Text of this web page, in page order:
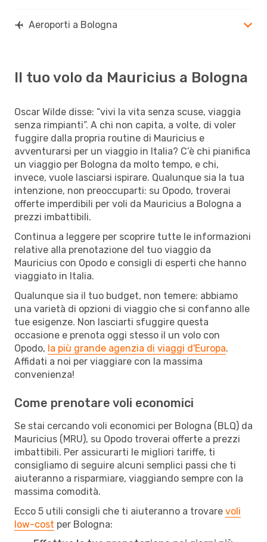
Aeroporti a Bologna
Il tuo volo da Mauricius a Bologna
Oscar Wilde disse: “vivi la vita senza scuse, viaggia
senza rimpianti”. A chi non capita, a volte, di voler
fuggire dalla propria routine di Mauricius e
avventurarsi per un viaggio in Italia? C’è chi pianifica
un viaggio per Bologna da molto tempo, e chi,
invece, vuole lasciarsi ispirare. Qualunque sia la tua
intenzione, non preoccuparti: su Opodo, troverai
offerte imperdibili per voli da Mauricius a Bologna a
prezzi imbattibili.
Continua a leggere per scoprire tutte le informazioni
relative alla prenotazione del tuo viaggio da
Mauricius con Opodo e consigli di esperti che hanno
viaggiato in Italia.
Qualunque sia il tuo budget, non temere: abbiamo
una varietà di opzioni di viaggio che si confanno alle
tue esigenze. Non lasciarti sfuggire questa
occasione e prenota oggi stesso il un volo con
Opodo, la più grande agenzia di viaggi d'Europa.
Affidati a noi per viaggiare con la massima
convenienza!
Come prenotare voli economici
Se stai cercando voli economici per Bologna (BLQ) da
Mauricius (MRU), su Opodo troverai offerte a prezzi
imbattibili. Per assicurarti le migliori tariffe, ti
consigliamo di seguire alcuni semplici passi che ti
aiuteranno a risparmiare, viaggiando sempre con la
massima comodità.
Ecco 5 utili consigli che ti aiuteranno a trovare voli
low-cost per Bologna: